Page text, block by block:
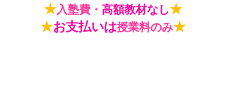
★入塾費・ 高額教材なし★
★お支払いは授業料のみ★